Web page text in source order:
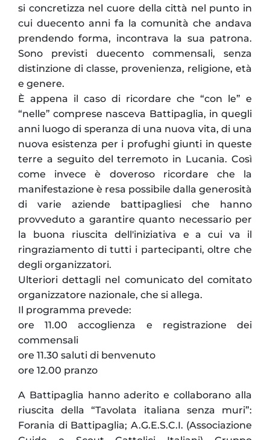
si concretizza nel cuore della città nel punto in
cui duecento anni fa la comunità che andava
prendendo forma, incontrava la sua patrona.
Sono previsti duecento commensali, senza
distinzione di classe, provenienza, religione, età
e genere.
È appena il caso di ricordare che “con le” e
“nelle” comprese nasceva Battipaglia, in quegli
anni luogo di speranza di una nuova vita, di una
nuova esistenza per i profughi giunti in queste
terre a seguito del terremoto in Lucania. Così
come invece è doveroso ricordare che la
manifestazione è resa possibile dalla generosità
di varie aziende battipagliesi che hanno
provveduto a garantire quanto necessario per
la buona riuscita dell'iniziativa e a cui va il
ringraziamento di tutti i partecipanti, oltre che
degli organizzatori.
Ulteriori dettagli nel comunicato del comitato
organizzatore nazionale, che si allega.
Il programma prevede:
ore 11.00 accoglienza e registrazione dei
commensali
ore 11.30 saluti di benvenuto
ore 12.00 pranzo
A Battipaglia hanno aderito e collaborano alla
riuscita della “Tavolata italiana senza muri”:
Forania di Battipaglia; A.G.E.S.C.I. (Associazione